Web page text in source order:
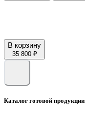
В корзину
35 800 ₽
Каталог готовой продукции